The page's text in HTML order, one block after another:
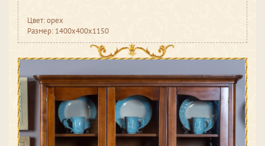
Цвет: орех
Размер: 1400x400x1150